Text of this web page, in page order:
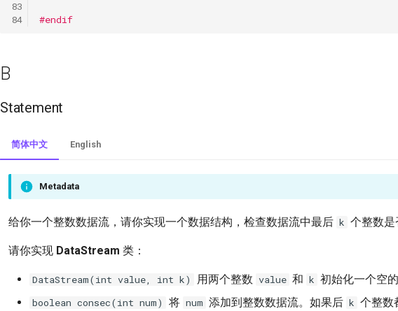
#endif
B
Statement
简体中文 English
Metadata
给你一个整数数据流，请你实现一个数据结构，检查数据流中最后 k 个整数是
请你实现 DataStream 类：
DataStream(int value, int k) 用两个整数 value 和 k 初始化一个空
boolean consec(int num) 将 num 添加到整数数据流。如果后 k 个整数